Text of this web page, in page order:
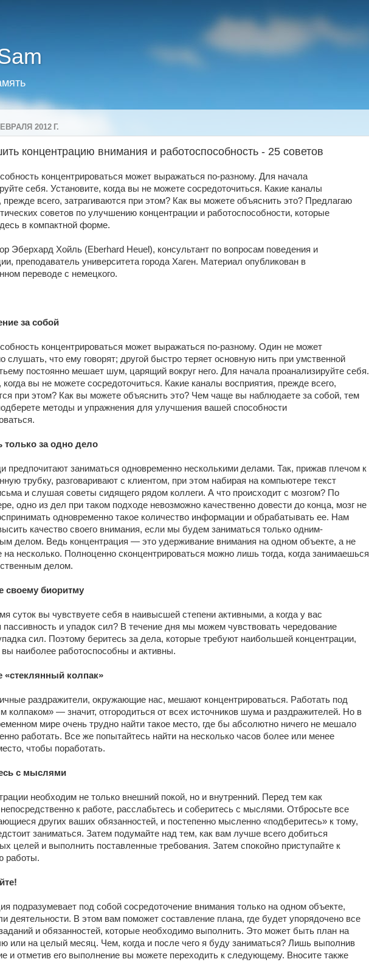
2012 Г.
концентрацию внимания и работоспособность - 25 советов
концентрироваться может выражаться по-разному. Для начала
себя. Установите, когда вы не можете сосредоточиться. Какие каналы
прежде всего, затрагиваются при этом? Как вы можете объяснить это? Предлагаю
советов по улучшению концентрации и работоспособности, которые
в компактной форме.
Эберхард Хойль (Eberhard Heuel), консультант по вопросам поведения и
преподаватель университета города Хаген. Материал опубликован в
переводе с немецкого.
за собой
концентрироваться может выражаться по-разному. Один не может
слушать, что ему говорят; другой быстро теряет основную нить при умственной
постоянно мешает шум, царящий вокруг него. Для начала проанализируйте себя.
когда вы не можете сосредоточиться. Какие каналы восприятия, прежде всего,
при этом? Как вы можете объяснить это? Чем чаще вы наблюдаете за собой, тем
методы и упражнения для улучшения вашей способности
только за одно дело
предпочитают заниматься одновременно несколькими делами. Так, прижав плечом к
трубку, разговаривают с клиентом, при этом набирая на компьютере текст
и слушая советы сидящего рядом коллеги. А что происходит с мозгом? По
одно из дел при таком подходе невозможно качественно довести до конца, мозг не
одновременно такое количество информации и обрабатывать ее. Нам
качество своего внимания, если мы будем заниматься только одним-
делом. Ведь концентрация — это удерживание внимания на одном объекте, а не
на несколько. Полноценно сконцентрироваться можно лишь тогда, когда занимаешься
делом.
своему биоритму
суток вы чувствуете себя в наивысшей степени активными, а когда у вас
пассивность и упадок сил? В течение дня мы можем чувствовать чередование
сил. Поэтому беритесь за дела, которые требуют наибольшей концентрации,
вы наиболее работоспособны и активны.
«стеклянный колпак»
раздражители, окружающие нас, мешают концентрироваться. Работать под
колпаком» — значит, отгородиться от всех источников шума и раздражителей. Но в
мире очень трудно найти такое место, где бы абсолютно ничего не мешало
работать. Все же попытайтесь найти на несколько часов более или менее
чтобы поработать.
с мыслями
необходим не только внешний покой, но и внутренний. Перед тем как
непосредственно к работе, расслабьтесь и соберитесь с мыслями. Отбросьте все
других ваших обязанностей, и постепенно мысленно «подберитесь» к тому,
заниматься. Затем подумайте над тем, как вам лучше всего добиться
целей и выполнить поставленные требования. Затем спокойно приступайте к
работы.
подразумевает под собой сосредоточение внимания только на одном объекте,
деятельности. В этом вам поможет составление плана, где будет упорядочено все
и обязанностей, которые необходимо выполнить. Это может быть план на
или на целый месяц. Чем, когда и после чего я буду заниматься? Лишь выполнив
и отметив его выполнение вы можете переходить к следующему. Вносите также